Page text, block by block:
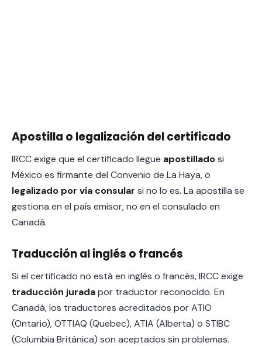
Apostilla o legalización del certificado
IRCC exige que el certificado llegue apostilladosi
México es firmante del Convenio de La Haya, o
legalizado por vía consular si no lo es. La apostilla se
gestiona en el país emisor, no en el consulado en
Canadá.
Traducción al inglés o francés
Si el certificado no está en inglés o francés, IRCC exige
traducción juradapor traductor reconocido. En
Canadá, los traductores acreditados por ATIO
(Ontario), OTTIAQ (Quebec), ATIA (Alberta) o STIBC
(Columbia Británica) son aceptados sin problemas.